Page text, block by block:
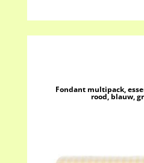
Fondant multipack,
rood, blauw,